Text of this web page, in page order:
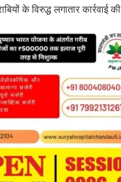
के विरुद्ध लगातार कार्रवाई